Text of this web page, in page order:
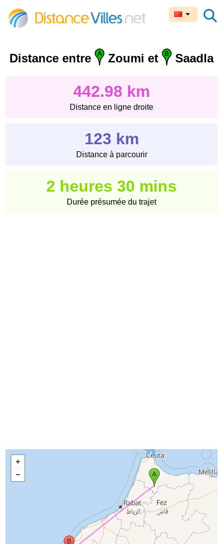
Distance entre Zoumi et Saadla
442.98 km
Distance en ligne droite
123 km
Distance à parcourir
2 heures 30 mins
Durée présumée du trajet